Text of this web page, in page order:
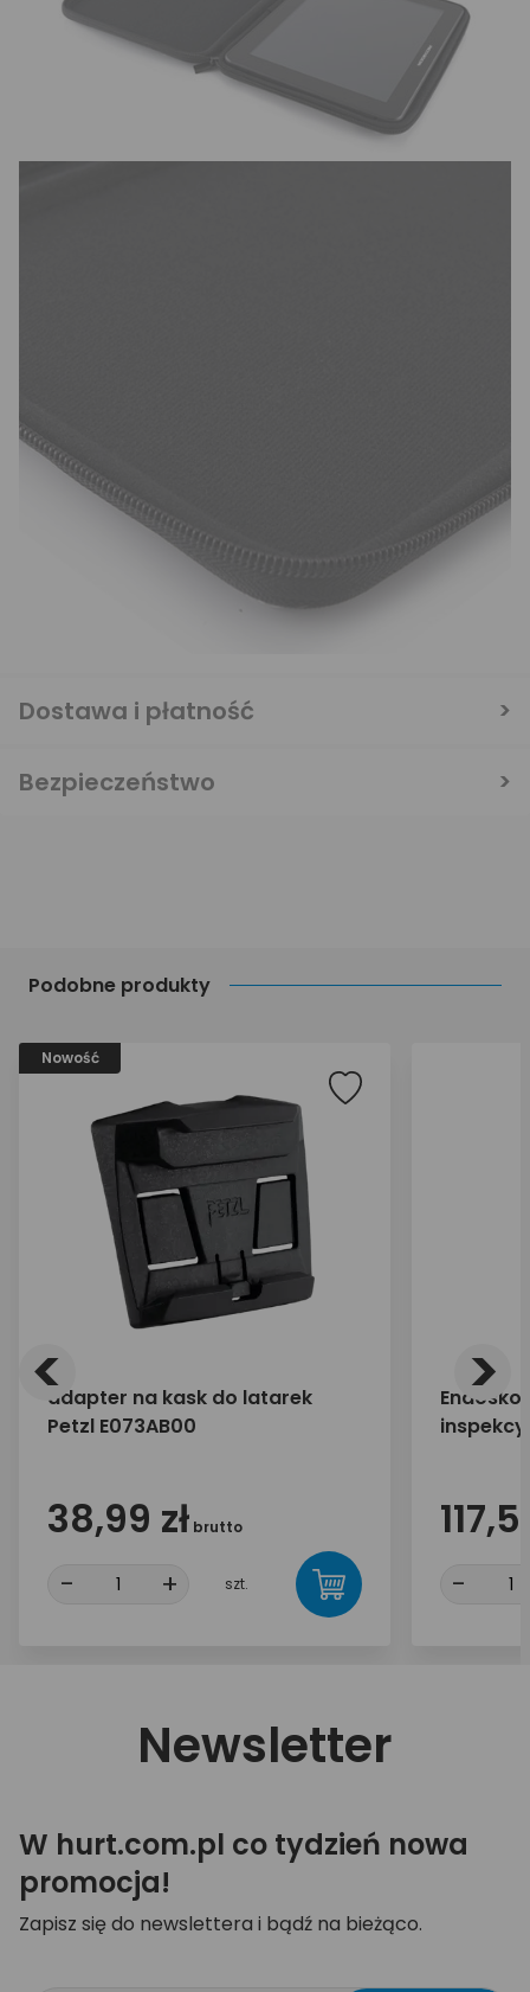
Podobne produkty
Nowość
adapter na kask do latarek
Petzl E073AB00
38,99 zł brutto
- + szt. -
< >
Dostawa i płatność
Bezpieczeństwo
Newsletter
W hurt.com.pl co tydzień nowa
promocja!
Zapisz się do newslettera i bądź na bieżąco.